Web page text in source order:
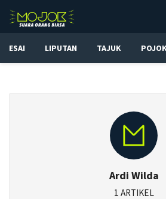
ESAI LIPUTAN TAJUK
Ardi Wilda
1 ARTIKEL